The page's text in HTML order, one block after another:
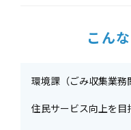
こん
環境課（ごみ収集業務
住民サービス向上を目